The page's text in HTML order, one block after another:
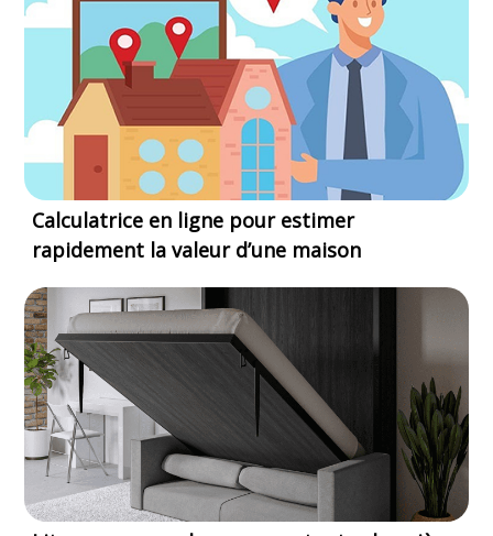
Calculatrice en ligne pour estimer
rapidement la valeur d’une maison